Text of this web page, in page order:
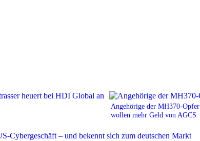
Angehörige der MH370-Opfer
wollen mehr Geld von AGCS